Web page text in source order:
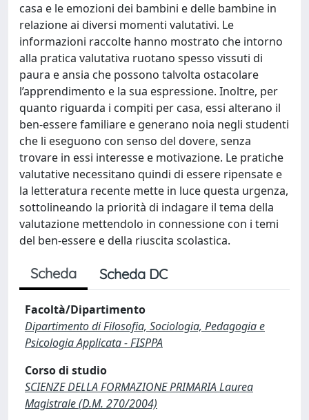
casa e le emozioni dei bambini e delle bambine in
relazione ai diversi momenti valutativi. Le
informazioni raccolte hanno mostrato che intorno
alla pratica valutativa ruotano spesso vissuti di
paura e ansia che possono talvolta ostacolare
l’apprendimento e la sua espressione. Inoltre, per
quanto riguarda i compiti per casa, essi alterano il
ben-essere familiare e generano noia negli studenti
che li eseguono con senso del dovere, senza
trovare in essi interesse e motivazione. Le pratiche
valutative necessitano quindi di essere ripensate e
la letteratura recente mette in luce questa urgenza,
sottolineando la priorità di indagare il tema della
valutazione mettendolo in connessione con i temi
del ben-essere e della riuscita scolastica.
Scheda Scheda DC
Facoltà/Dipartimento
Dipartimento di Filosofia, Sociologia, Pedagogia e
Psicologia Applicata - FISPPA
Corso di studio
SCIENZE DELLA FORMAZIONE PRIMARIA Laurea
Magistrale (D.M. 270/2004)